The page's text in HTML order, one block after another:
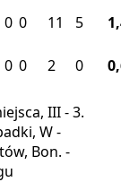
0 0 11 5
0 0 2 0
III - 3.
W -
Bon. -